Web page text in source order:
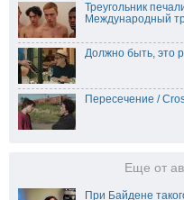
Треугольник
Международный
Должно быть, это
Пересечение /
Еще от
При Байдене